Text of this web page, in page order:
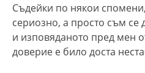
Съдейки по някои
сериозно, а просто съм се
и изповяданото пред мен
доверие е било доста